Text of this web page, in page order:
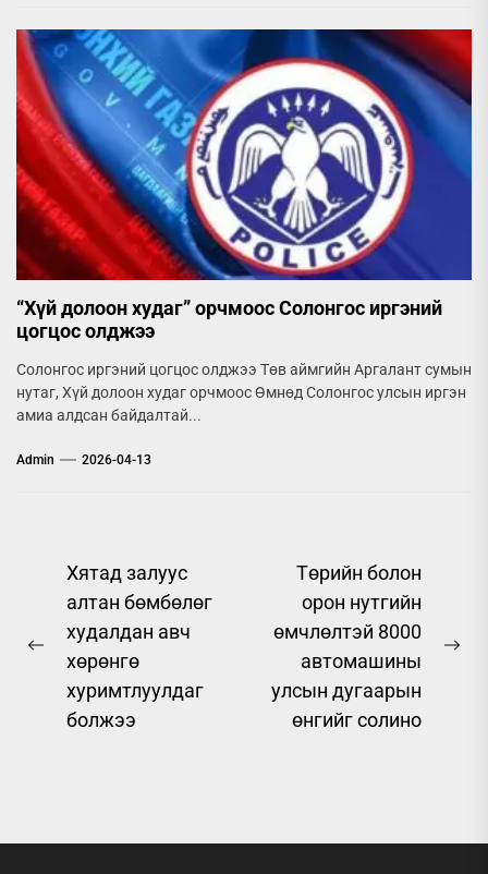
“Хүй долоон худаг” орчмоос Солонгос иргэний
цогцос олджээ
Солонгос иргэний цогцос олджээ Төв аймгийн Аргалант сумын
нутаг, Хүй долоон худаг орчмоос Өмнөд Солонгос улсын иргэн
амиа алдсан байдалтай...
Admin 2026-04-13
Post
navigation
Previous
post:
Хятад залуус
алтан бөмбөлөг
худалдан авч
хөрөнгө
хуримтлуулдаг
болжээ
Төрийн болон
орон нутгийн
өмчлөлтэй 8000
автомашины
улсын дугаарын
өнгийг солино